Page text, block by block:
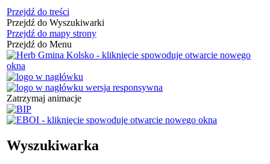
Przejdź do treści
Przejdź do Wyszukiwarki
Przejdź do mapy strony
Przejdź do Menu
Zatrzymaj animacje
Wyszukiwarka